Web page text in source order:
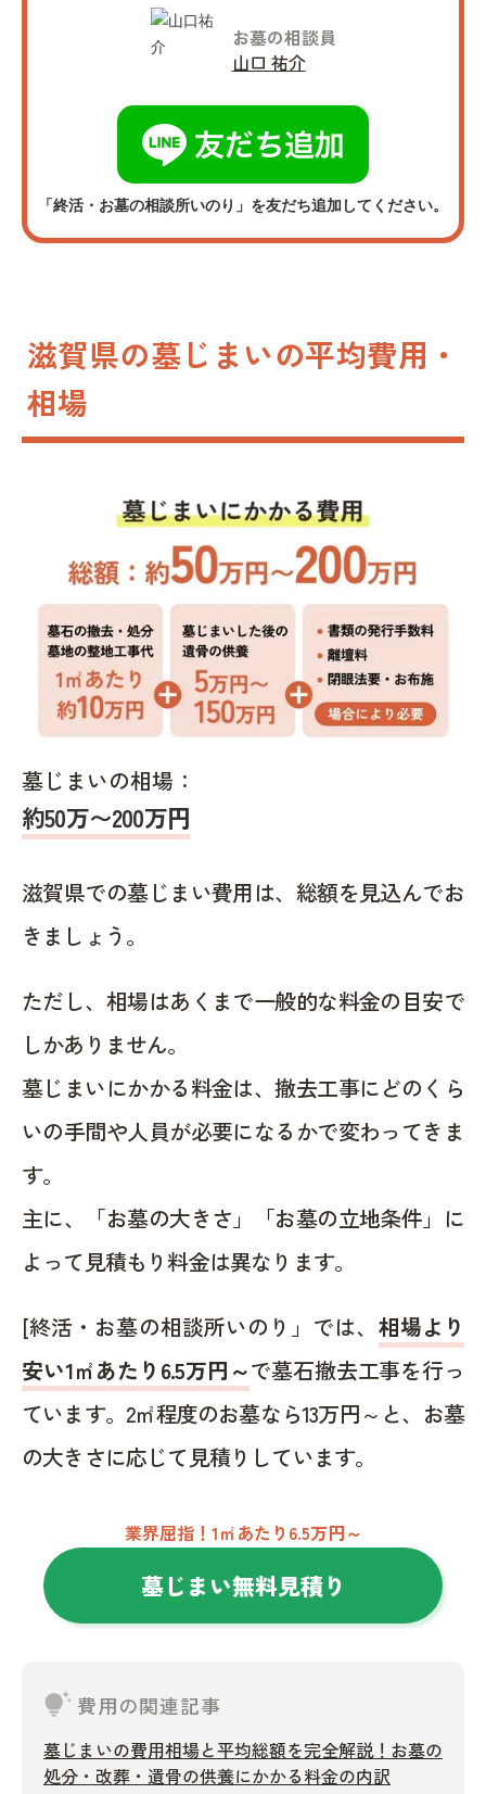
お墓の相談員
山口 祐介
「終活・お墓の相談所いのり」を友だち追加してください。
滋賀県の墓じまいの平均費用・
相場
墓じまいの相場：
約50万〜200万円
滋賀県での墓じまい費用は、総額を見込んでお
きましょう。
ただし、相場はあくまで一般的な料金の目安で
しかありません。
墓じまいにかかる料金は、撤去工事にどのくら
いの手間や人員が必要になるかで変わってきま
す。
主に、「お墓の大きさ」「お墓の立地条件」に
よって見積もり料金は異なります。
[終活・お墓の相談所いのり」では、 相場より
安い1㎡あたり6.5万円～で墓石撤去工事を行っ
ています。2㎡程度のお墓なら13万円～と、お墓
の大きさに応じて見積りしています。
業界屈指！1㎡あたり6.5万円～
墓じまい無料見積り
tips_and_updates 費用の関連記事
墓じまいの費用相場と平均総額を完全解説！お墓の
処分・改葬・遺骨の供養にかかる料金の内訳